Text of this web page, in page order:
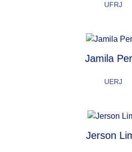
UFRJ
Jamila
UERJ
Jerson